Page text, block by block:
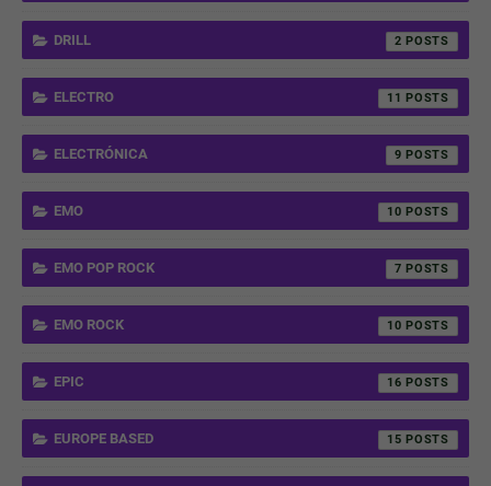
DRILL 2
ELECTRO 11
ELECTRÓNICA 9
EMO 10
EMO POP ROCK 7
EMO ROCK 10
EPIC 16
EUROPE BASED 15